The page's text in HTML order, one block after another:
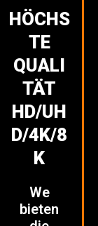
HÖCHS
TE
QUALI
TÄT
HD/UH
D/4K/8
K
We
bieten